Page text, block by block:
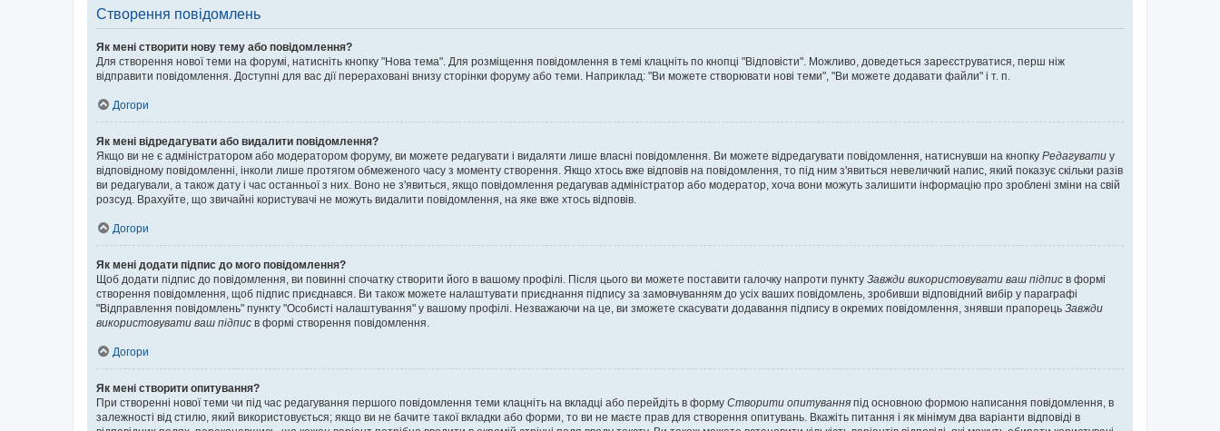
Створення повідомлень
Як мені створити нову тему або повідомлення?
Для створення нової теми на форумі, натисніть кнопку "Нова тема". Для розміщення повідомлення в темі клацніть по кнопці "Відповісти". Можливо, доведеться зареєструватися, перш ніж
відправити повідомлення. Доступні для вас дії перераховані внизу сторінки форуму або теми. Наприклад: "Ви можете створювати нові теми", "Ви можете додавати файли" і т. п.
Догори
Як мені відредагувати або видалити повідомлення?
Якщо ви не є адміністратором або модератором форуму, ви можете редагувати і видаляти лише власні повідомлення. Ви можете відредагувати повідомлення, натиснувши на кнопку Редагувати у
відповідному повідомленні, інколи лише протягом обмеженого часу з моменту створення. Якщо хтось вже відповів на повідомлення, то під ним з'явиться невеличкий напис, який показує скільки разів
ви редагували, а також дату і час останньої з них. Воно не з'явиться, якщо повідомлення редагував адміністратор або модератор, хоча вони можуть залишити інформацію про зроблені зміни на свій
розсуд. Врахуйте, що звичайні користувачі не можуть видалити повідомлення, на яке вже хтось відповів.
Догори
Як мені додати підпис до мого повідомлення?
Щоб додати підпис до повідомлення, ви повинні спочатку створити його в вашому профілі. Після цього ви можете поставити галочку напроти пункту Завжди використовувати ваш підпис в формі
створення повідомлення, щоб підпис приєднався. Ви також можете налаштувати приєднання підпису за замовчуванням до усіх ваших повідомлень, зробивши відповідний вибір у параграфі
"Відправлення повідомлень" пункту "Особисті налаштування" у вашому профілі. Незважаючи на це, ви зможете скасувати додавання підпису в окремих повідомлення, знявши прапорець Завжди
використовувати ваш підпис в формі створення повідомлення.
Догори
Як мені створити опитування?
При створенні нової теми чи під час редагування першого повідомлення теми клацніть на вкладці або перейдіть в форму Створити опитування під основною формою написання повідомлення, в
залежності від стилю, який використовується; якщо ви не бачите такої вкладки або форми, то ви не маєте прав для створення опитувань. Вкажіть питання і як мінімум два варіанти відповіді в